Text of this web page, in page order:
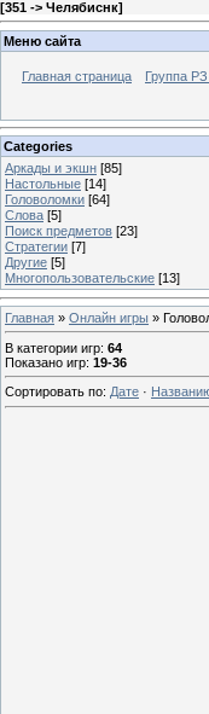
[351 -> Челябиснк]
Меню сайта
Главная страница Группа
Categories
Аркады и экшн [85]
Настольные [14]
Головоломки [64]
Слова [5]
Поиск предметов [23]
Стратегии [7]
Другие [5]
Многопользовательские [13]
Главная » Онлайн игры »
В категории игр: 64
Показано игр: 19-36
Сортировать по: Дате ·